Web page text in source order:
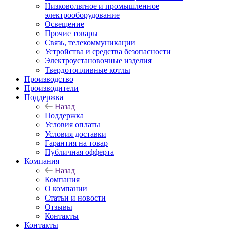
Низковольтное и промышленное
электрооборудование
Освещение
Прочие товары
Связь, телекоммуникации
Устройства и средства безопасности
Электроустановочные изделия
Твердотопливные котлы
Производство
Производители
Поддержка
Назад
Поддержка
Условия оплаты
Условия доставки
Гарантия на товар
Публичная офферта
Компания
Назад
Компания
О компании
Статьи и новости
Отзывы
Контакты
Контакты